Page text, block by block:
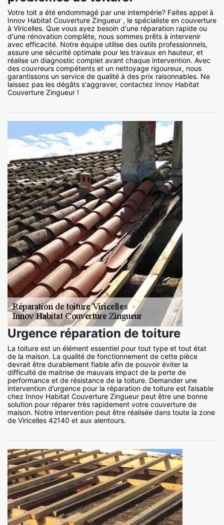
Votre toit a été endommagé par une intempérie? Faites appel à
Innov Habitat Couverture Zingueur , le spécialiste en couverture
à Viricelles. Que vous ayez besoin d'une réparation rapide ou
d'une rénovation complète, nous sommes prêts à intervenir
avec efficacité. Notre équipe utilise des outils professionnels,
assure une sécurité optimale pour les travaux en hauteur, et
réalise un diagnostic complet avant chaque intervention. Avec
des couvreurs compétents et un nettoyage rigoureux, nous
garantissons un service de qualité à des prix raisonnables. Ne
laissez pas les dégâts s'aggraver, contactez Innov Habitat
Couverture Zingueur !
Urgence réparation de toiture
La toiture est un élément essentiel pour tout type et tout état
de la maison. La qualité de fonctionnement de cette pièce
devrait être durablement fiable afin de pouvoir éviter la
difficulté de maitrise de mauvais impact de la perte de
performance et de résistance de la toiture. Demander une
intervention d’urgence pour la réparation de toiture est faisable
chez Innov Habitat Couverture Zingueur peut être une bonne
solution pour réparer très rapidement votre couverture de
maison. Notre intervention peut être réalisée dans toute la zone
de Viricelles 42140 et aux alentours.